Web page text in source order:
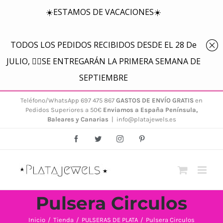
Teléfono/WhatsApp 697 475 867 GASTOS DE ENVÍO GRATIS en
Pedidos Superiores a 50€ Enviamos a España Península,
Baleares y Canarias
info@platajewels.es
FacebookTwitter Instagram
Pulsera Circulos
Inicio / Tienda / PULSERAS DE PLATA / Pulsera Circulos